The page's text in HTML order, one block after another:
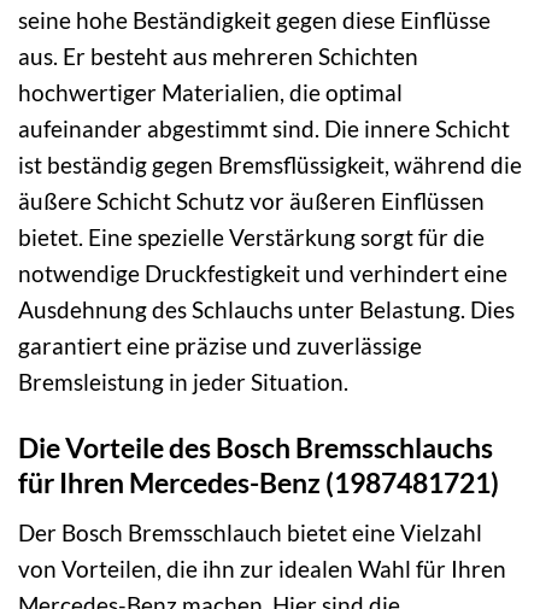
seine hohe Beständigkeit gegen diese Einflüsse
aus. Er besteht aus mehreren Schichten
hochwertiger Materialien, die optimal
aufeinander abgestimmt sind. Die innere Schicht
ist beständig gegen Bremsflüssigkeit, während die
äußere Schicht Schutz vor äußeren Einflüssen
bietet. Eine spezielle Verstärkung sorgt für die
notwendige Druckfestigkeit und verhindert eine
Ausdehnung des Schlauchs unter Belastung. Dies
garantiert eine präzise und zuverlässige
Bremsleistung in jeder Situation.
Die Vorteile des Bosch Bremsschlauchs
für Ihren Mercedes-Benz (1987481721)
Der Bosch Bremsschlauch bietet eine Vielzahl
von Vorteilen, die ihn zur idealen Wahl für Ihren